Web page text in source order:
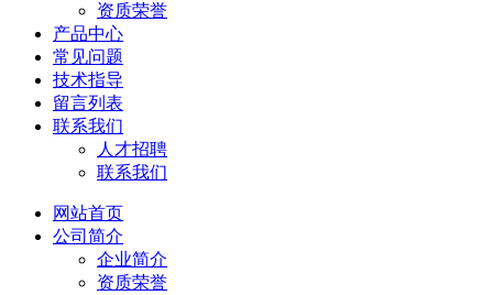
资质荣誉
产品中心
常见问题
技术指导
留言列表
联系我们
人才招聘
联系我们
网站首页
公司简介
企业简介
资质荣誉